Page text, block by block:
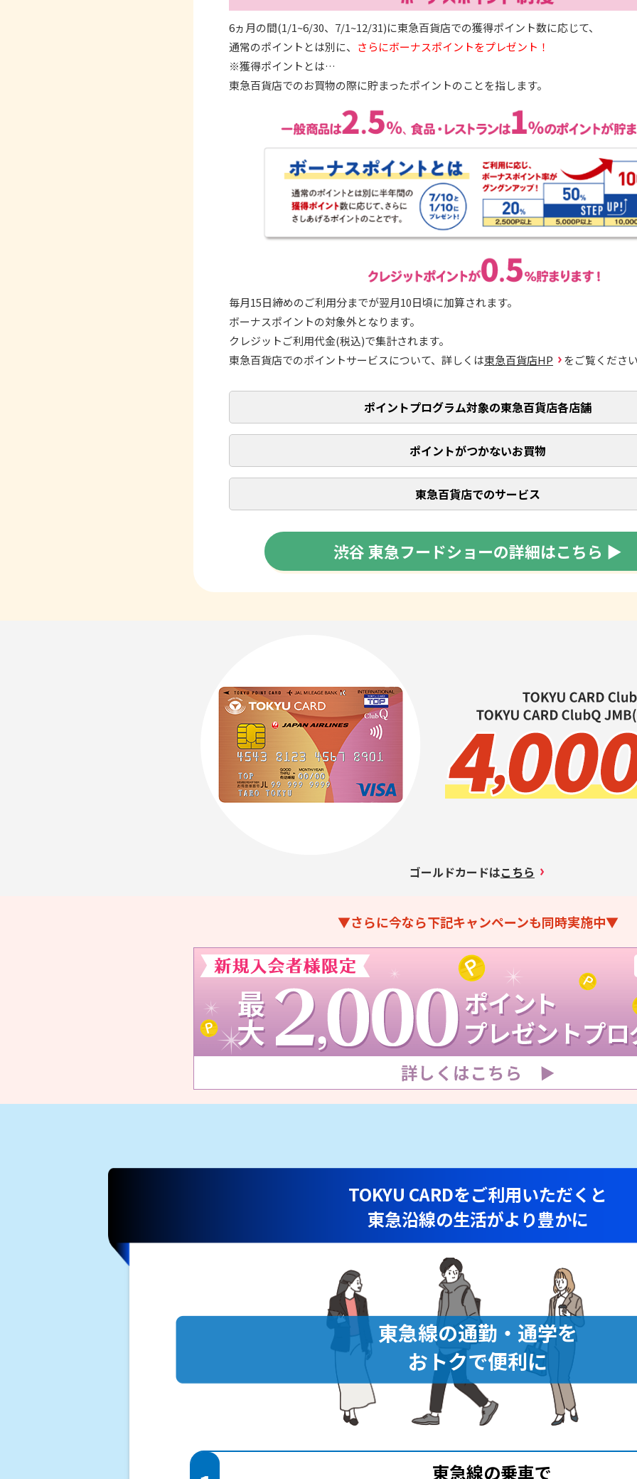
6ヵ月の間(1/1~6/30、7/1~12/31)に東急百貨店での獲得ポイント数に応じて、
通常のポイントとは別に、 さらにボーナスポイントをプレゼント！
※獲得ポイントとは…
東急百貨店でのお買物の際に貯まったポイントのことを指します。
毎月15日締めのご利用分までが翌月10日頃に加算されます。
ボーナスポイントの対象外となります。
クレジットご利用代金(税込)で集計されます。
東急百貨店でのポイントサービスについて、詳しくは東急百貨店HP をご覧くださ
ポイントプログラム対象の東急百貨店各店舗
ポイントがつかないお買物
東急百貨店でのサービス
渋谷 東急フードショーの詳細はこちら ▶
ゴールドカードはこちら
▼さらに今なら下記キャンペーンも同時実施中▼
TOKYU CARDをご利用いただくと
東急沿線の生活がより豊かに
東急線の通勤・通学を
おトクで便利に
東急線の乗車で